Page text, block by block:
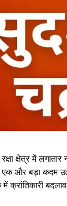
क्षेत्र में
एक और बड़ा कदम
क्रांतिकारी